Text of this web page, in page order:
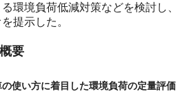
環境負荷低減対策などを検討し、
提示した。
要
使い方に着目した環境負荷の定量評価